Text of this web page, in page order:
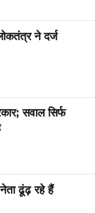
ने दर्ज
सवाल सिर्फ
नेता ढूंढ़ रहे हैं